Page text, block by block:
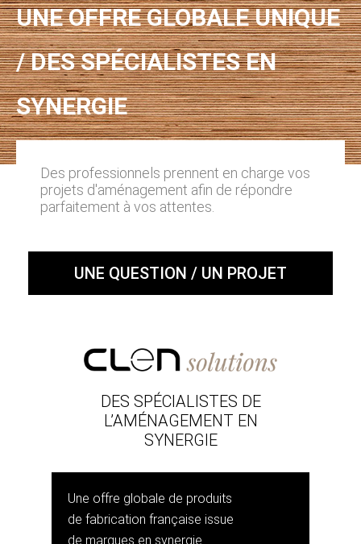
UNE OFFRE GLOBALE UNIQUE
/ DES SPÉCIALISTES EN
SYNERGIE
Des professionnels prennent en charge vos
projets d'aménagement afin de répondre
parfaitement à vos attentes.
UNE QUESTION / UN PROJET
DES SPÉCIALISTES DE
L’AMÉNAGEMENT EN
SYNERGIE
Une offre globale de produits
de fabrication française issue
de marques en synergie